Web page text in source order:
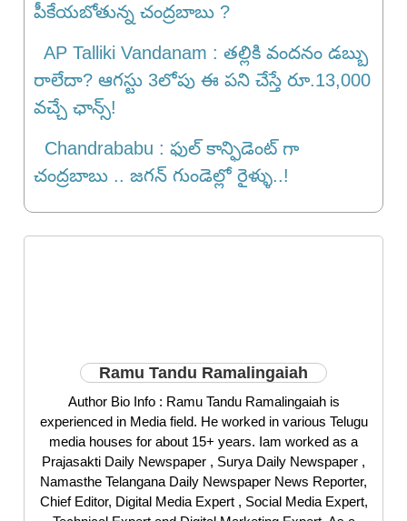
పీకేయబోతున్న చంద్రబాబు ?
AP Talliki Vandanam : తల్లికి వందనం డబ్బు
రాలేదా? ఆగస్టు 3లోపు ఈ పని చేస్తే రూ.13,000
వచ్చే ఛాన్స్!
Chandrababu : ఫుల్ కాన్ఫిడెంట్ గా
చంద్రబాబు .. జగన్ గుండెల్లో రైళ్ళు..!
Ramu Tandu Ramalingaiah
Author Bio Info : Ramu Tandu Ramalingaiah is
experienced in Media field. He worked in various Telugu
media houses for about 15+ years. Iam worked as a
Prajasakti Daily Newspaper , Surya Daily Newspaper ,
Namasthe Telangana Daily Newspaper News Reporter,
Chief Editor, Digital Media Expert , Social Media Expert,